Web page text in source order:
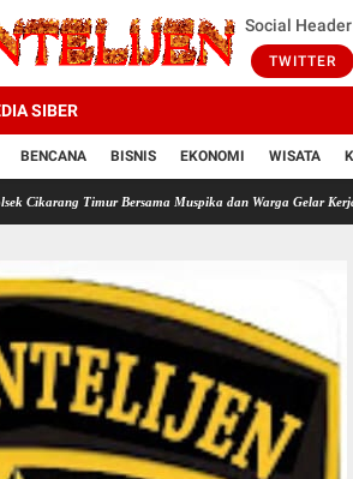
Social Header
TWITTER
SIBER
BENCANA BISNIS EKONOMI WISATA
Timur Bersama Muspika dan Warga Gelar Kerja Bakti